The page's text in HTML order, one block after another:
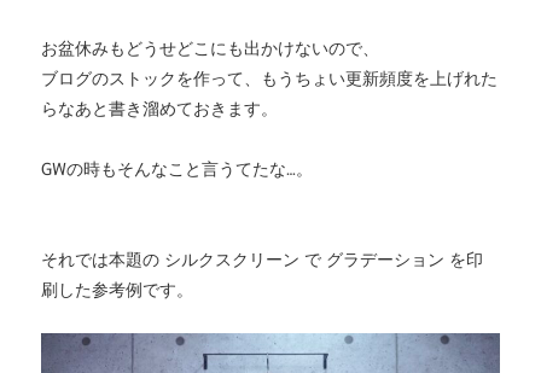
お盆休みもどうせどこにも出かけないので、
ブログのストックを作って、もうちょい更新頻度を上げれた
らなあと書き溜めておきます。
GWの時もそんなこと言うてたな…。
それでは本題の シルクスクリーン で グラデーション を印
刷した参考例です。